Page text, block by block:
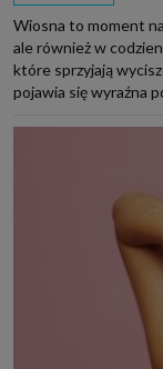
Wiosna to moment
ale również w
które sprzyjają
pojawia się wyraźna